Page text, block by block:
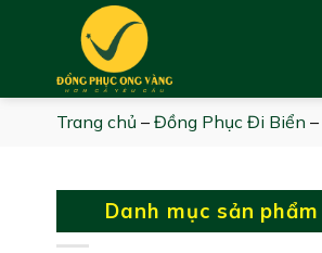
Trang chủ – Đồng Phục Đi Biển –
Danh mục sản phẩm